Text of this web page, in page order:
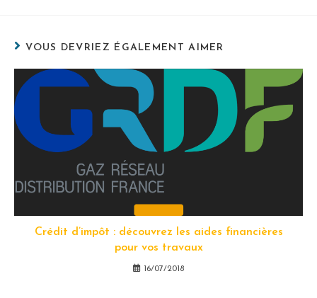
VOUS DEVRIEZ ÉGALEMENT AIMER
Crédit d’impôt : découvrez les aides financières
pour vos travaux
16/07/2018